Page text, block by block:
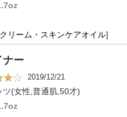
リーム・スキンケアオイル]
ナー
2019/12/21
ツ(女性,普通肌,50才)